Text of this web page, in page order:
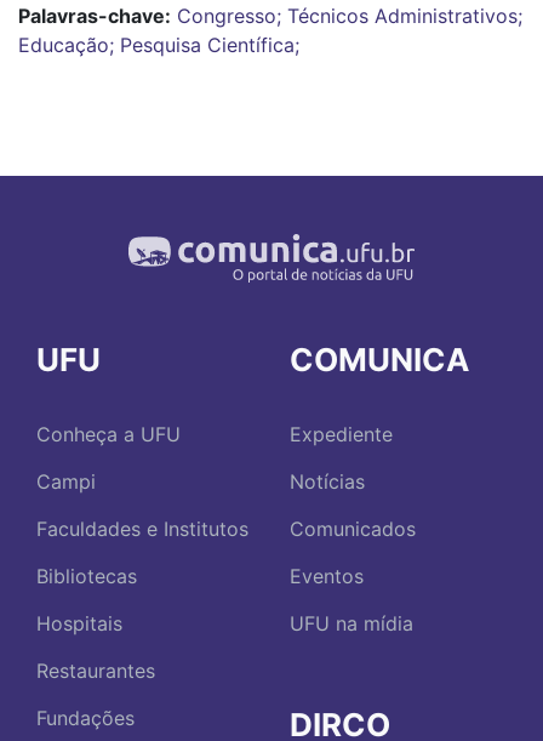
Palavras-chave: Congresso; Técnicos Administrativos;
Educação; Pesquisa Científica;
UFU
Conheça a UFU
Campi
Faculdades e Institutos
Bibliotecas
Hospitais
Restaurantes
Fundações
COMUNICA
Expediente
Notícias
Comunicados
Eventos
UFU na mídia
DIRCO